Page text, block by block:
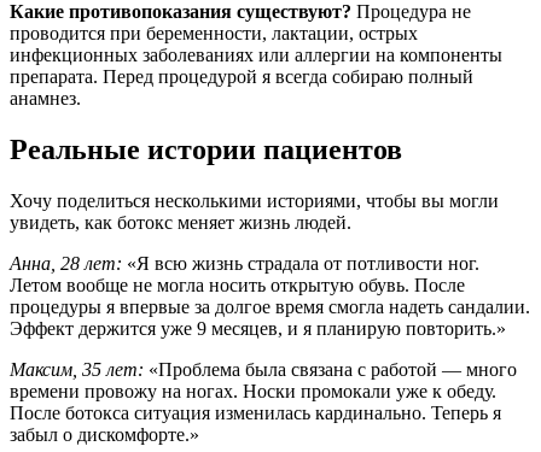
Какие противопоказания существуют? Процедура не
проводится при беременности, лактации, острых
инфекционных заболеваниях или аллергии на компоненты
препарата. Перед процедурой я всегда собираю полный
анамнез.
Реальные истории пациентов
Хочу поделиться несколькими историями, чтобы вы могли
увидеть, как ботокс меняет жизнь людей.
Анна, 28 лет: «Я всю жизнь страдала от потливости ног.
Летом вообще не могла носить открытую обувь. После
процедуры я впервые за долгое время смогла надеть сандалии.
Эффект держится уже 9 месяцев, и я планирую повторить.»
Максим, 35 лет: «Проблема была связана с работой — много
времени провожу на ногах. Носки промокали уже к обеду.
После ботокса ситуация изменилась кардинально. Теперь я
забыл о дискомфорте.»